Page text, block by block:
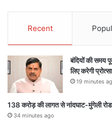
Recent
बंदियों की समय
लिए करेगी
19 minutes
138 करोड़ की लागत से नांदघाट-मुंगेली रोड
34 minutes ago